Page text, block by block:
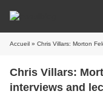
Accueil » Chris Villars: Morton Feldman
Chris Villars:
interviews and